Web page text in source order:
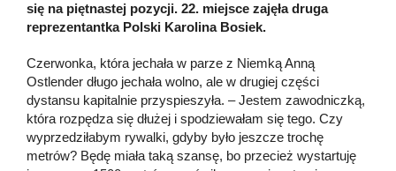
się na piętnastej pozycji. 22. miejsce zajęła druga
reprezentantka Polski Karolina Bosiek.
Czerwonka, która jechała w parze z Niemką Anną
Ostlender długo jechała wolno, ale w drugiej części
dystansu kapitalnie przyspieszyła. – Jestem zawodniczką,
która rozpędza się dłużej i spodziewałam się tego. Czy
wyprzedziłabym rywalki, gdyby było jeszcze trochę
metrów? Będę miała taką szansę, bo przecież wystartuję